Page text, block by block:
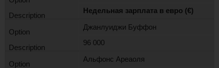
Недельная зарплата в евро (€)
Джанлуиджи Буффон
96 000
Альфонс Ареаоля